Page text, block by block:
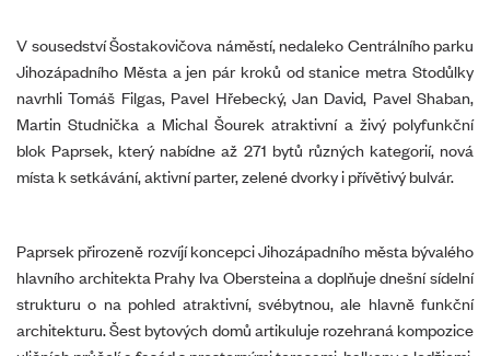
V sousedství Šostakovičova náměstí, nedaleko Centrálního parku
Jihozápadního Města a jen pár kroků od stanice metra Stodůlky
navrhli Tomáš Filgas, Pavel Hřebecký, Jan David, Pavel Shaban,
Martin Studnička a Michal Šourek atraktivní a živý polyfunkční
blok Paprsek, který nabídne až 271 bytů různých kategorií, nová
místa k setkávání, aktivní parter, zelené dvorky i přívětivý bulvár.
Paprsek přirozeně rozvíjí koncepci Jihozápadního města bývalého
hlavního architekta Prahy Iva Obersteina a doplňuje dnešní sídelní
strukturu o na pohled atraktivní, svébytnou, ale hlavně funkční
architekturu. Šest bytových domů artikuluje rozehraná kompozice